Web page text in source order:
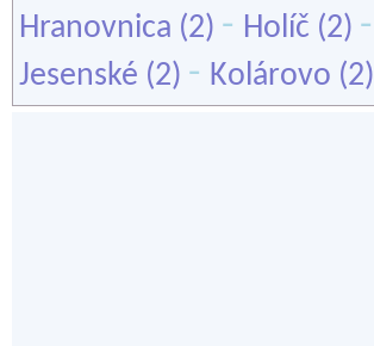
Hranovnica (2) - Holíč (2) -
Jesenské (2) - Kolárovo (2)